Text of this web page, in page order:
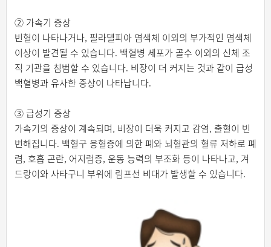
② 가속기 증상
빈혈이 나타나거나, 필라델피아 염색체 이외의 부가적인 염색체
이상이 발견될 수 있습니다. 백혈병 세포가 골수 이외의 신체 조
직 기관을 침범할 수 있습니다. 비장이 더 커지는 것과 같이 급성
백혈병과 유사한 증상이 나타납니다.
③ 급성기 증상
가속기의 증상이 계속되며, 비장이 더욱 커지고 감염, 출혈이 빈
번해집니다. 백혈구 응혈증에 의한 폐와 뇌혈관의 혈류 저하로 폐
렴, 호흡 곤란, 어지럼증, 운동 능력의 부조화 등이 나타나고, 겨
드랑이와 사타구니 부위에 림프선 비대가 발생할 수 있습니다.